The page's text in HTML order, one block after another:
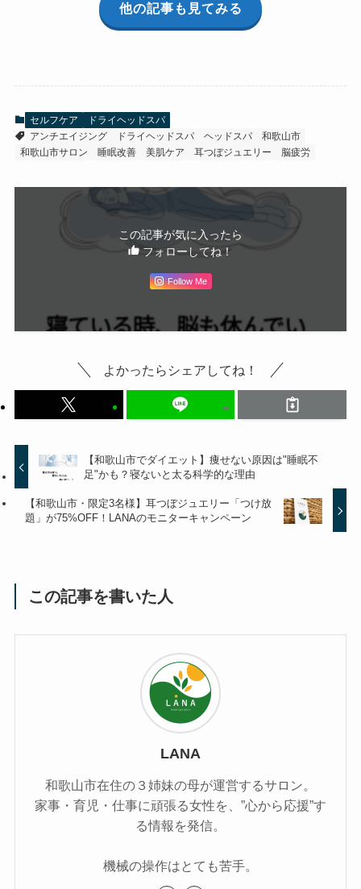
他の記事も見てみる
セルフケア
ドライヘッドスパ
アンチエイジング
ドライヘッドスパ ヘッドスパ
和歌山市
和歌山市サロン
睡眠改善 美肌ケア 耳つぼジュエリー 脳疲労
この記事が気に入ったら
フォローしてね！
Follow Me
よかったらシェアしてね！
【和歌山市でダイエット】痩せない原因は"睡眠不
足"かも？寝ないと太る科学的な理由
【和歌山市・限定3名様】耳つぼジュエリー「つけ放
題」が75%OFF！LANAのモニターキャンペーン
この記事を書いた人
LANA
和歌山市在住の３姉妹の母が運営するサロン。
家事・育児・仕事に頑張る女性を、”心から応援”す
る情報を発信。
機械の操作はとても苦手。